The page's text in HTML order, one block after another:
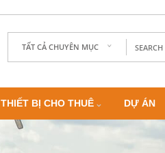
TẤT CẢ CHUYÊN MỤC
THIẾT BỊ CHO THUÊ DỰ ÁN